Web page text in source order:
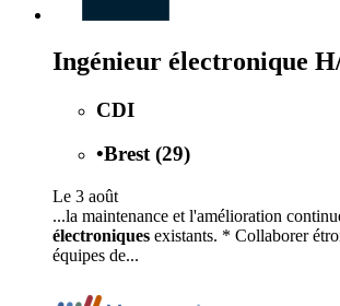
Ingénieur électronique
CDI
•Brest (29)
Le 3 août
...la maintenance et l'amélioration
électroniques existants. * Collaborer
équipes de...